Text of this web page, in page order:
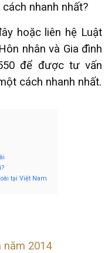
nhanh nhất?
hoặc liên hệ Luật
nhân và Gia đình
để được tư vấn
cách nhanh nhất.
tại Việt Nam
năm 2014